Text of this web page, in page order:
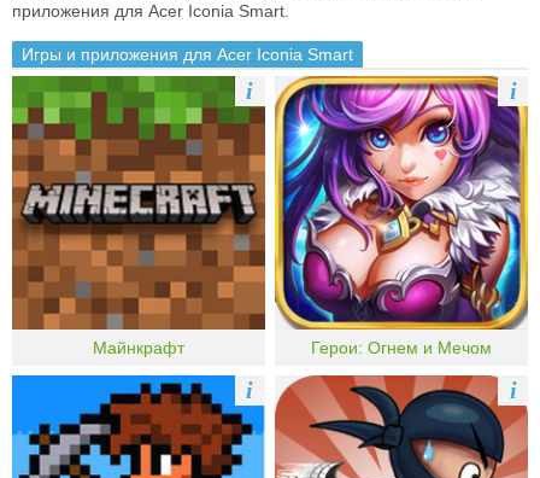
приложения для Acer Iconia Smart.
Игры и приложения для Acer Iconia Smart
Майнкрафт
i
Герои: Огнем и Мечом
i
i i